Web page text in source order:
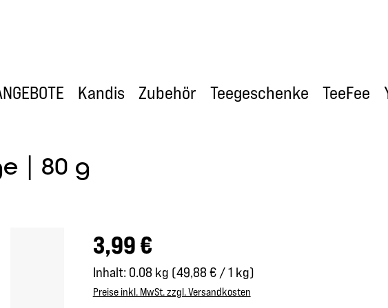
Kandis Zubehör Teegeschenke TeeFee
| 80 g
Regulärer Preis:
3,99 €
Inhalt: 0.08 kg (49,88 € / 1 kg)
Preise inkl. MwSt. zzgl. Versandkosten